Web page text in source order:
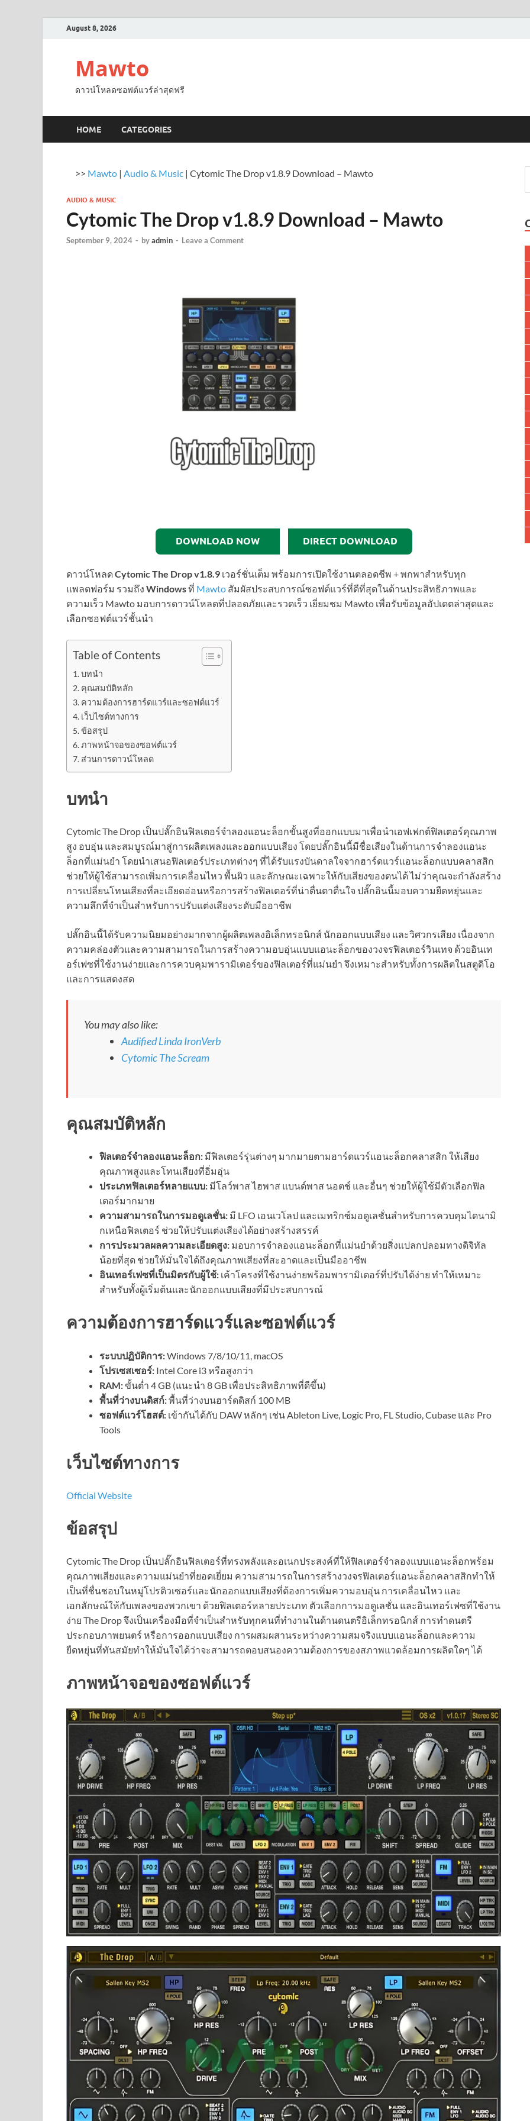
August 8, 2026
Mawto
ดาวน์โหลดซอฟต์แวร์ล่าสุดฟรี
HOME CATEGORIES
>> Mawto | Audio & Music | Cytomic The Drop v1.8.9 Download – Mawto
AUDIO & MUSIC
Cytomic The Drop v1.8.9 Download – Mawto
September 9, 2024 - byadmin - Leave a Comment
DOWNLOAD NOW DIRECT DOWNLOAD
ดาวน์โหลดCytomic The Drop v1.8.9 เวอร์ชั่นเต็ม พร้อมการเปิดใช้งานตลอดชีพ + พกพาสำหรับทุก
แพลตฟอร์ม รวมถึง Windowsที่ Mawto สัมผัสประสบการณ์ซอฟต์แวร์ที่ดีที่สุดในด้านประสิทธิภาพและ
ความเร็ว Mawto มอบการดาวน์โหลดที่ปลอดภัยและรวดเร็ว เยี่ยมชม Mawto เพื่อรับข้อมูลอัปเดตล่าสุดและ
เลือกซอฟต์แวร์ชั้นนำ
Table of Contents
บทนำ
คุณสมบัติหลัก
ความต้องการฮาร์ดแวร์และซอฟต์แวร์
เว็บไซต์ทางการ
ข้อสรุป
ภาพหน้าจอของซอฟต์แวร์
ส่วนการดาวน์โหลด
บทนำ
Cytomic The Drop เป็นปลั๊กอินฟิลเตอร์จำลองแอนะล็อกขั้นสูงที่ออกแบบมาเพื่อนำเอฟเฟกต์ฟิลเตอร์คุณภาพ
สูง อบอุ่น และสมบูรณ์มาสู่การผลิตเพลงและออกแบบเสียง โดยปลั๊กอินนี้มีชื่อเสียงในด้านการจำลองแอนะ
ล็อกที่แม่นยำ โดยนำเสนอฟิลเตอร์ประเภทต่างๆ ที่ได้รับแรงบันดาลใจจากฮาร์ดแวร์แอนะล็อกแบบคลาสสิก
ช่วยให้ผู้ใช้สามารถเพิ่มการเคลื่อนไหว พื้นผิว และลักษณะเฉพาะให้กับเสียงของตนได้ ไม่ว่าคุณจะกำลังสร้าง
การเปลี่ยนโทนเสียงที่ละเอียดอ่อนหรือการสร้างฟิลเตอร์ที่น่าตื่นตาตื่นใจ ปลั๊กอินนี้มอบความยืดหยุ่นและ
ความลึกที่จำเป็นสำหรับการปรับแต่งเสียงระดับมืออาชีพ
ปลั๊กอินนี้ได้รับความนิยมอย่างมากจากผู้ผลิตเพลงอิเล็กทรอนิกส์ นักออกแบบเสียง และวิศวกรเสียง เนื่องจาก
ความคล่องตัวและความสามารถในการสร้างความอบอุ่นแบบแอนะล็อกของวงจรฟิลเตอร์วินเทจ ด้วยอินเท
อร์เฟซที่ใช้งานง่ายและการควบคุมพารามิเตอร์ของฟิลเตอร์ที่แม่นยำ จึงเหมาะสำหรับทั้งการผลิตในสตูดิโอ
และการแสดงสด
You may also like:
Audified Linda IronVerb
Cytomic The Scream
คุณสมบัติหลัก
ฟิลเตอร์จำลองแอนะล็อก: มีฟิลเตอร์รุ่นต่างๆ มากมายตามฮาร์ดแวร์แอนะล็อกคลาสสิก ให้เสียง
คุณภาพสูงและโทนเสียงที่อิ่มอุ่น
ประเภทฟิลเตอร์หลายแบบ: มีโลว์พาส ไฮพาส แบนด์พาส นอตช์ และอื่นๆ ช่วยให้ผู้ใช้มีตัวเลือกฟิล
เตอร์มากมาย
ความสามารถในการมอดูเลชั่น: มี LFO เอนเวโลป และเมทริกซ์มอดูเลชั่นสำหรับการควบคุมไดนามิ
กเหนือฟิลเตอร์ ช่วยให้ปรับแต่งเสียงได้อย่างสร้างสรรค์
การประมวลผลความละเอียดสูง: มอบการจำลองแอนะล็อกที่แม่นยำด้วยสิ่งแปลกปลอมทางดิจิทัล
น้อยที่สุด ช่วยให้มั่นใจได้ถึงคุณภาพเสียงที่สะอาดและเป็นมืออาชีพ
อินเทอร์เฟซที่เป็นมิตรกับผู้ใช้: เค้าโครงที่ใช้งานง่ายพร้อมพารามิเตอร์ที่ปรับได้ง่าย ทำให้เหมาะ
สำหรับทั้งผู้เริ่มต้นและนักออกแบบเสียงที่มีประสบการณ์
ความต้องการฮาร์ดแวร์และซอฟต์แวร์
ระบบปฏิบัติการ:Windows 7/8/10/11, macOS
โปรเซสเซอร์: Intel Core i3 หรือสูงกว่า
RAM:ขั้นต่ำ 4 GB (แนะนำ 8 GB เพื่อประสิทธิภาพที่ดีขึ้น)
พื้นที่ว่างบนดิสก์:พื้นที่ว่างบนฮาร์ดดิสก์ 100 MB
ซอฟต์แวร์โฮสต์: เข้ากันได้กับ DAW หลักๆ เช่น Ableton Live, Logic Pro, FL Studio, Cubase และ Pro
Tools
เว็บไซต์ทางการ
Official Website
ข้อสรุป
Cytomic The Drop เป็นปลั๊กอินฟิลเตอร์ที่ทรงพลังและอเนกประสงค์ที่ให้ฟิลเตอร์จำลองแบบแอนะล็อกพร้อม
คุณภาพเสียงและความแม่นยำที่ยอดเยี่ยม ความสามารถในการสร้างวงจรฟิลเตอร์แอนะล็อกคลาสสิกทำให้
เป็นที่ชื่นชอบในหมู่โปรดิวเซอร์และนักออกแบบเสียงที่ต้องการเพิ่มความอบอุ่น การเคลื่อนไหว และ
เอกลักษณ์ให้กับเพลงของพวกเขา ด้วยฟิลเตอร์หลายประเภท ตัวเลือกการมอดูเลชั่น และอินเทอร์เฟซที่ใช้งาน
ง่าย The Drop จึงเป็นเครื่องมือที่จำเป็นสำหรับทุกคนที่ทำงานในด้านดนตรีอิเล็กทรอนิกส์ การทำดนตรี
ประกอบภาพยนตร์ หรือการออกแบบเสียง การผสมผสานระหว่างความสมจริงแบบแอนะล็อกและความ
ยืดหยุ่นที่ทันสมัยทำให้มั่นใจได้ว่าจะสามารถตอบสนองความต้องการของสภาพแวดล้อมการผลิตใดๆ ได้
ภาพหน้าจอของซอฟต์แวร์